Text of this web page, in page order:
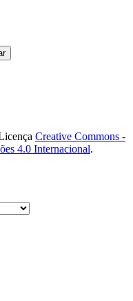
Creative Commons -
4.0 Internacional.